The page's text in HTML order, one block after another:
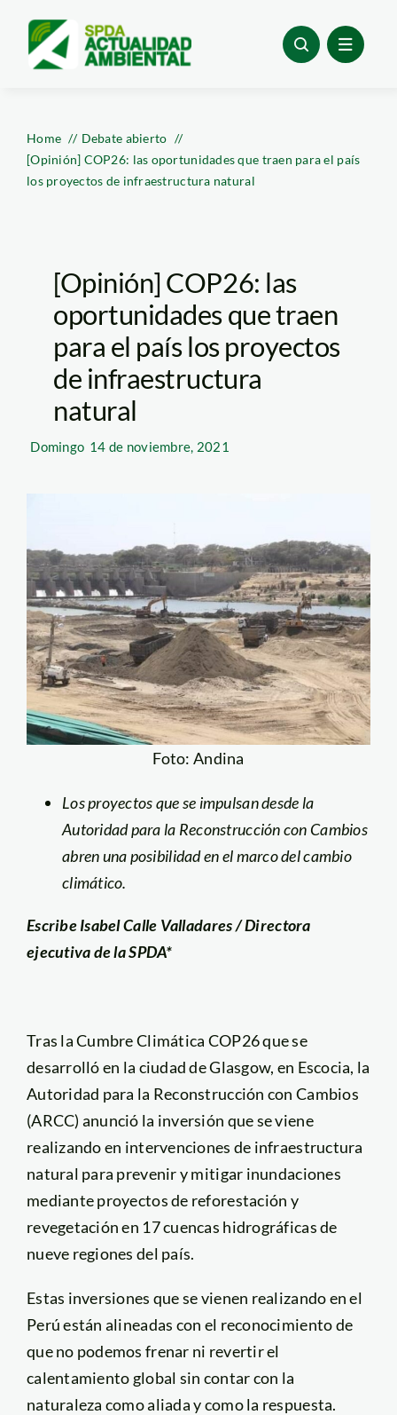
content
Home
Debate abierto
[Opinión] COP26: las oportunidades que traen para el país
los proyectos de infraestructura natural
[Opinión] COP26: las
oportunidades que traen
para el país los proyectos
de infraestructura
natural
Domingo 14 de noviembre, 2021
Foto: Andina
Los proyectos que se impulsan desde la
Autoridad para la Reconstrucción con Cambios
abren una posibilidad en el marco del cambio
climático.
Escribe Isabel Calle Valladares / Directora
ejecutiva de la SPDA*
Tras la Cumbre Climática COP26 que se
desarrolló en la ciudad de Glasgow, en Escocia, la
Autoridad para la Reconstrucción con Cambios
(ARCC) anunció la inversión que se viene
realizando en intervenciones de infraestructura
natural para prevenir y mitigar inundaciones
mediante proyectos de reforestación y
revegetación en 17 cuencas hidrográficas de
nueve regiones del país.
Estas inversiones que se vienen realizando en el
Perú están alineadas con el reconocimiento de
que no podemos frenar ni revertir el
calentamiento global sin contar con la
naturaleza como aliada y como la respuesta.